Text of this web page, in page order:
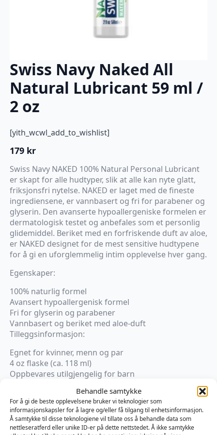
Behandle samtykke
For å gi de beste opplevelsene bruker vi teknologier som
informasjonskapsler for å lagre og/eller få tilgang til enhetsinformasjon.
Å samtykke til disse teknologiene vil tillate oss å behandle data som
nettleseratferd eller unike ID-er på dette nettstedet. Å ikke samtykke
Swiss Navy Naked All
Natural Lubricant 59 ml /
2 oz
[yith_wcwl_add_to_wishlist]
179 kr
Swiss Navy NAKED 100% Natural Personal Lubricant
er skapt for alle hudtyper, slik at alle kan nyte glatt,
friksjonsfri nytelse. NAKED er laget med de fineste
ingrediensene, er vannbasert og fri for parabener og
glyserin. Den avanserte hypoallergeniske formelen er
dermatologisk testet og anbefales som et personlig
glidemiddel. Beriket med en forfriskende duft av aloe,
er NAKED designet for de mest sensitive hudtypene
for å gi en uforglemmelig intim opplevelse hver gang.
Egenskaper:
100% naturlig formel
Avansert hypoallergenisk formel
Fri for glyserin og parabener
Vannbasert og beriket med aloe-duft
Tilleggsinformasjon:
Egnet for kvinner, menn og par
4 oz flaske (ca. 118 ml)
Oppbevares utilgjengelig for barn
Swiss Navy NAKED er skapt for alle hudtyper, så alle
kan nyte en glatt, friksjonsfri opplevelse. Med de
fineste ingrediensene, en hypoallergenisk formel og